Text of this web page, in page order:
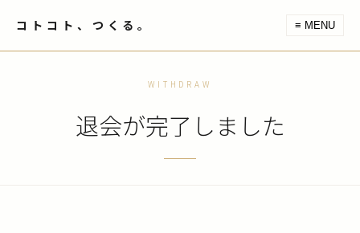
コトコト、つくる。 ≡ MENU
WITHDRAW
退会が完了しました